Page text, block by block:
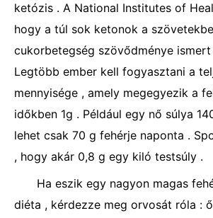
ketózis . A National Institutes of
hogy a túl sok ketonok a
cukorbetegség szövődménye ismert
Legtöbb ember kell fogyasztani a
mennyisége , amely megegyezik a
időkben 1g . Például egy nő súlya
lehet csak 70 g fehérje naponta .
, hogy akár 0,8 g egy kiló testsúly .
Ha eszik egy nagyon magas
diéta , kérdezze meg orvosát róla :